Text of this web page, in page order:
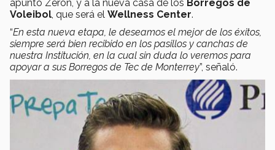
apuntó Zerón, y a la nueva casa de los Borregos de
Voleibol , que será el Wellness Center.
“En esta nueva etapa, le deseamos el mejor de los éxitos,
siempre será bien recibido en los pasillos y canchas de
nuestra Institución, en la cual sin duda lo veremos para
apoyar a sus Borregos de Tec de Monterrey”, señaló.